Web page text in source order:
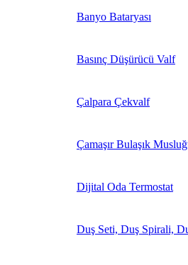
Banyo Bataryası
Basınç Düşürücü Valf
Çalpara Çekvalf
Çamaşır Bulaşık
Dijital Oda Termostat
Duş Seti, Duş Spirali,